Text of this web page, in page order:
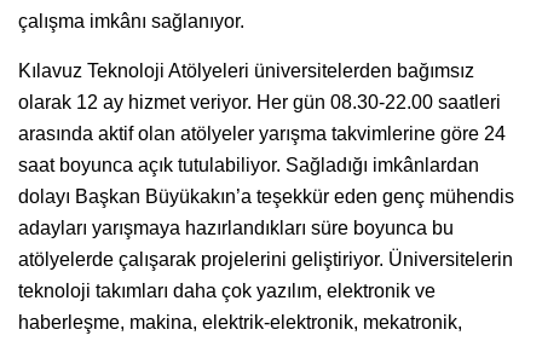
çalışma imkânı sağlanıyor.
Kılavuz Teknoloji Atölyeleri üniversitelerden bağımsız
olarak 12 ay hizmet veriyor. Her gün 08.30-22.00 saatleri
arasında aktif olan atölyeler yarışma takvimlerine göre 24
saat boyunca açık tutulabiliyor. Sağladığı imkânlardan
dolayı Başkan Büyükakın’a teşekkür eden genç mühendis
adayları yarışmaya hazırlandıkları süre boyunca bu
atölyelerde çalışarak projelerini geliştiriyor. Üniversitelerin
teknoloji takımları daha çok yazılım, elektronik ve
haberleşme, makina, elektrik-elektronik, mekatronik,